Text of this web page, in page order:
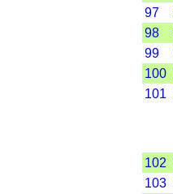
97
98
99
100
101
102
103